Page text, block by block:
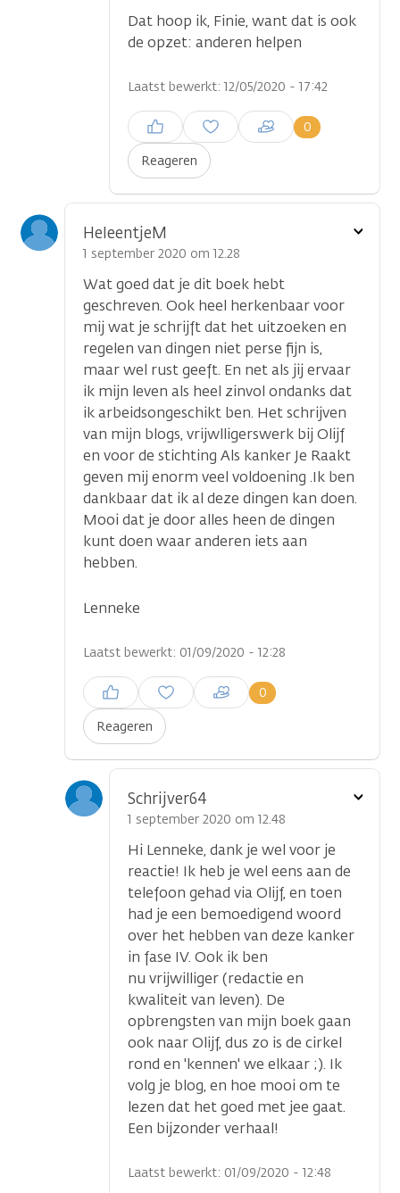
Dat hoop ik, Finie, want dat is ook
de opzet: anderen helpen
Laatst bewerkt: 12/05/2020 - 17:42
Reageren
0
Inloggen om een reactie te
plaatsen
HeleentjeM
1 september 2020 om 12.28
Wat goed dat je dit boek hebt
geschreven. Ook heel herkenbaar voor
mij wat je schrijft dat het uitzoeken en
regelen van dingen niet perse fijn is,
maar wel rust geeft. En net als jij ervaar
ik mijn leven als heel zinvol ondanks dat
ik arbeidsongeschikt ben. Het schrijven
van mijn blogs, vrijwlligerswerk bij Olijf
en voor de stichting Als kanker Je Raakt
geven mij enorm veel voldoening .Ik ben
dankbaar dat ik al deze dingen kan doen.
Mooi dat je door alles heen de dingen
kunt doen waar anderen iets aan
hebben.
Lenneke
Laatst bewerkt: 01/09/2020 - 12:28
Reageren
0
Inloggen om een reactie te
plaatsen
Toon
Schrijver64
1 september 2020 om 12.48
Hi Lenneke, dank je wel voor je
reactie! Ik heb je wel eens aan de
telefoon gehad via Olijf, en toen
had je een bemoedigend woord
over het hebben van deze kanker
in fase IV. Ook ik ben
nu vrijwilliger (redactie en
kwaliteit van leven). De
opbrengsten van mijn boek gaan
ook naar Olijf, dus zo is de cirkel
rond en 'kennen' we elkaar ;). Ik
volg je blog, en hoe mooi om te
lezen dat het goed met jee gaat.
Een bijzonder verhaal!
Laatst bewerkt: 01/09/2020 - 12:48
Toon